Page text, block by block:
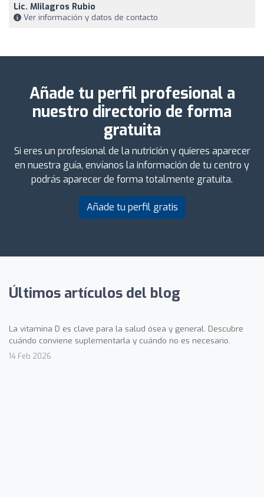
Lic. MIilagros Rubio
Ver información y datos de contacto
Añade tu perfil profesional a
nuestro directorio de forma
gratuita
Si eres un profesional de la nutrición y quieres aparecer
en nuestra guía, envíanos la información de tu centro y
podrás aparecer de forma totalmente gratuita.
Añade tu perfil gratis
Últimos artículos del blog
La vitamina D es clave para la salud ósea y general. Descubre
cuándo conviene suplementarla y cuándo no es necesario.
14 Feb 2026